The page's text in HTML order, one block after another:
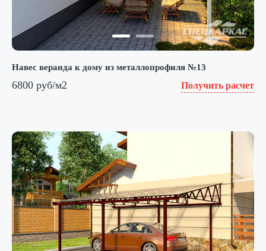
Навес веранда к дому из металлопрофиля №13
6800 руб/м2 Получить расчет